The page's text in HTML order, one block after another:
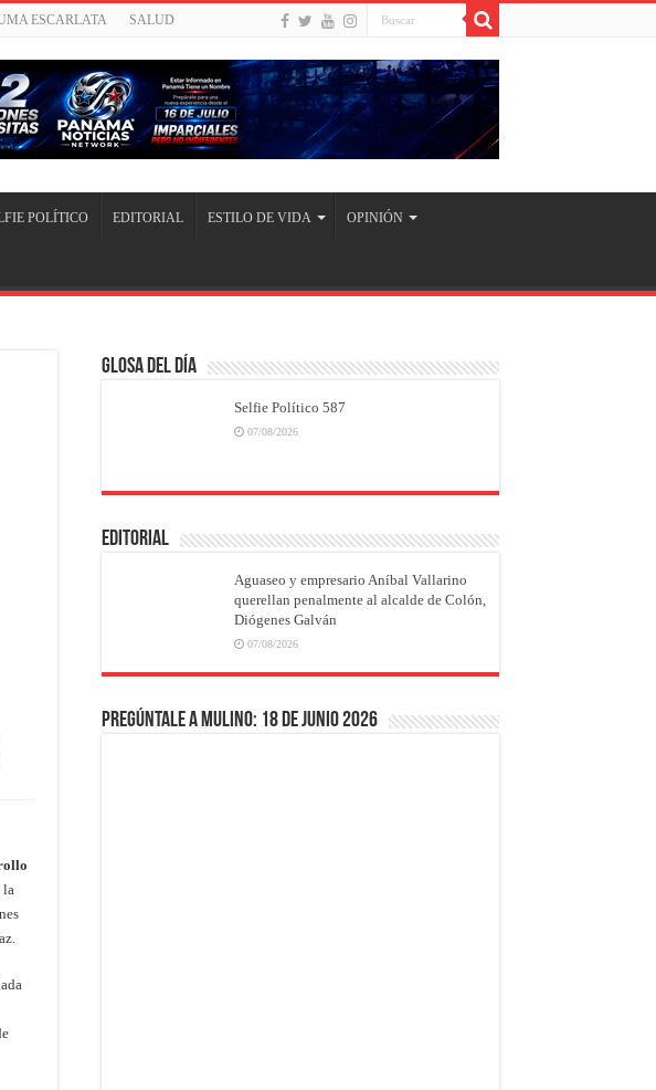
ESCARLATA SALUD
POLÍTICO EDITORIAL ESTILO DE VIDA OPINIÓN
la
Glosa del Día
Selfie Político 587
07/08/2026
EDITORIAL
Aguaseo y empresario Aníbal Vallarino
querellan penalmente al alcalde de Colón,
Diógenes Galván
07/08/2026
Pregúntale a Mulino: 18 de junio 2026